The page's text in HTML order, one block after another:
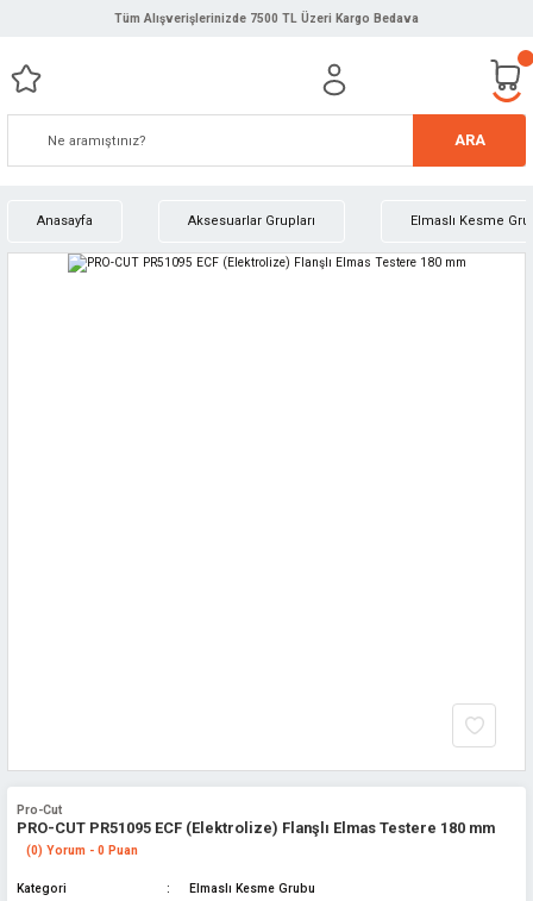
Tüm Alışverişlerinizde 7500 TL Üzeri Kargo Bedava
ARA
Anasayfa Aksesuarlar Grupları Elmaslı Kesme
Pro-Cut
PRO-CUT PR51095 ECF (Elektrolize) Flanşlı Elmas Testere 180 mm
(0) Yorum - 0 Puan
Kategori
Elmaslı Kesme Grubu